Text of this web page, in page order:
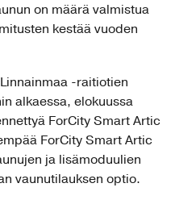
on määrä valmistua
kestää vuoden
-raitiotien
alkaessa, elokuussa
ForCity Smart Artic
ForCity Smart Artic
ja lisämoduulien
vaunutilauksen optio.